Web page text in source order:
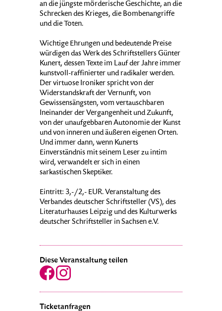
an die jüngste mörderische Geschichte, an die
Schrecken des Krieges, die Bombenangriffe
und die Toten.
Wichtige Ehrungen und bedeutende Preise
würdigen das Werk des Schriftstellers Günter
Kunert, dessen Texte im Lauf der Jahre immer
kunstvoll-raffinierter und radikaler werden.
Der virtuose Ironiker spricht von der
Widerstandskraft der Vernunft, von
Gewissensängsten, vom vertauschbaren
Ineinander der Vergangenheit und Zukunft,
von der unaufgebbaren Autonomie der Kunst
und von inneren und äußeren eigenen Orten.
Und immer dann, wenn Kunerts
Einverständnis mit seinem Leser zu intim
wird, verwandelt er sich in einen
sarkastischen Skeptiker.
Eintritt: 3,-/2,- EUR. Veranstaltung des
Verbandes deutscher Schriftsteller (VS), des
Literaturhauses Leipzig und des Kulturwerks
deutscher Schriftsteller in Sachsen e.V.
Diese Veranstaltung teilen
Ticketanfragen